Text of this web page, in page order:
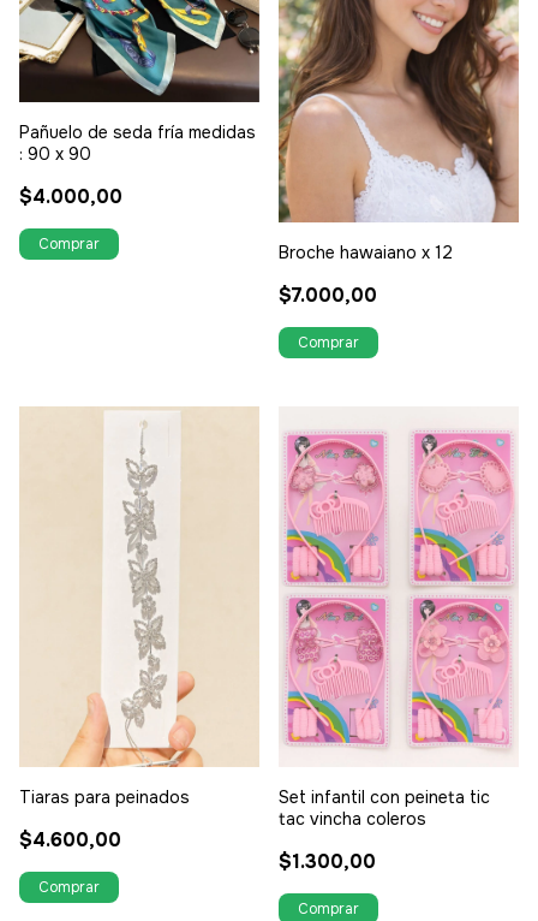
Pañuelo de seda fría medidas
: 90 x 90
$4.000,00
Broche hawaiano x 12
$7.000,00
Tiaras para peinados
$4.600,00
Set infantil con peineta tic
tac vincha coleros
$1.300,00